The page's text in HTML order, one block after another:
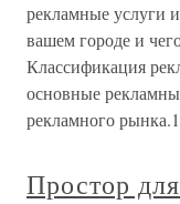
рекламные услуги
вашем городе и
Классификация
основные
рекламного
Простор